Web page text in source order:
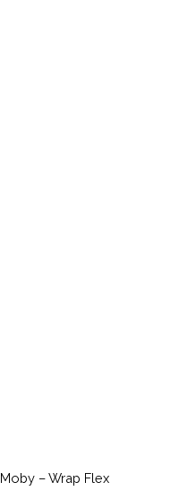
Moby – Wrap Flex